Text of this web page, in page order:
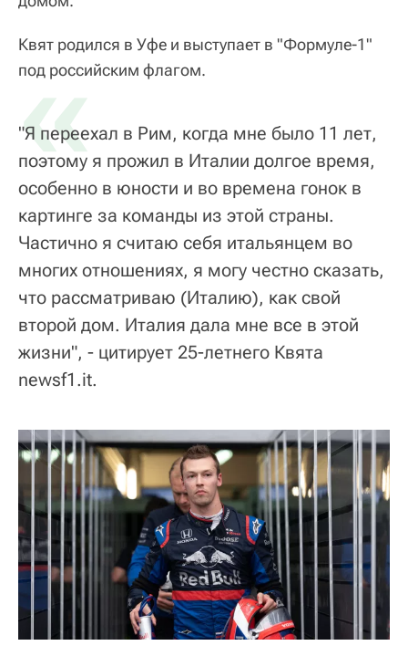
Квят родился в Уфе и выступает в "Формуле-1"
под российским флагом.
«
"Я переехал в Рим, когда мне было 11 лет,
поэтому я прожил в Италии долгое время,
особенно в юности и во времена гонок в
картинге за команды из этой страны.
Частично я считаю себя итальянцем во
многих отношениях, я могу честно сказать,
что рассматриваю (Италию), как свой
второй дом. Италия дала мне все в этой
жизни", - цитирует 25-летнего Квята
newsf1.it.